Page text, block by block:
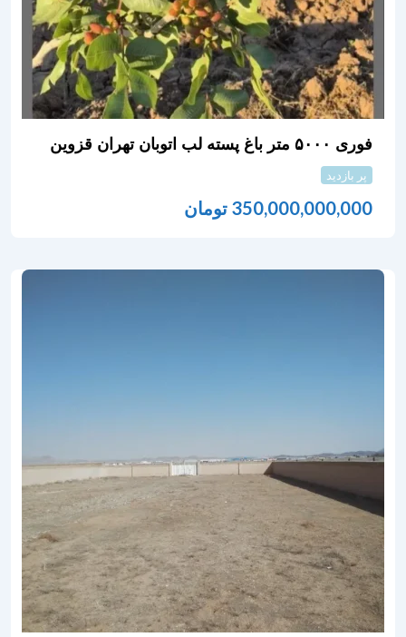
فوری ۵۰۰۰ متر باغ پسته لب اتوبان تهران قزوین
پر بازدید
350,000,000,000 تومان